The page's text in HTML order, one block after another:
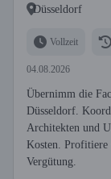
Düsseldorf
Vollzeit
04.08.2026
Übernimm die
Düsseldorf.
Architekten und
Kosten.
Vergütung.